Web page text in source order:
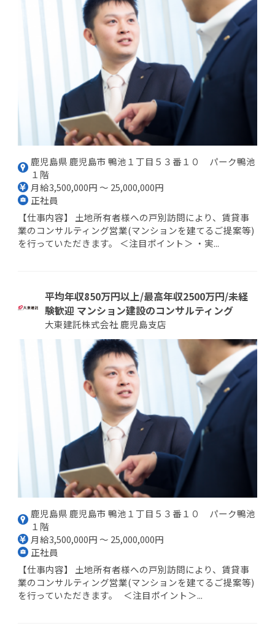
鹿児島県 鹿児島市 鴨池１丁目５３番１０ パーク鴨池
１階
月給3,500,000円 ～ 25,000,000円
正社員
【仕事内容】 土地所有者様への戸別訪問により、賃貸事
業のコンサルティング営業(マンションを建てるご提案等)
を行っていただきます。 ＜注目ポイント＞ ・実...
平均年収850万円以上/最高年収2500万円/未経
験歓迎 マンション建設のコンサルティング
大東建託株式会社 鹿児島支店
鹿児島県 鹿児島市 鴨池１丁目５３番１０ パーク鴨池
１階
月給3,500,000円 ～ 25,000,000円
正社員
【仕事内容】 土地所有者様への戸別訪問により、賃貸事
業のコンサルティング営業(マンションを建てるご提案等)
を行っていただきます。 ＜注目ポイント＞...